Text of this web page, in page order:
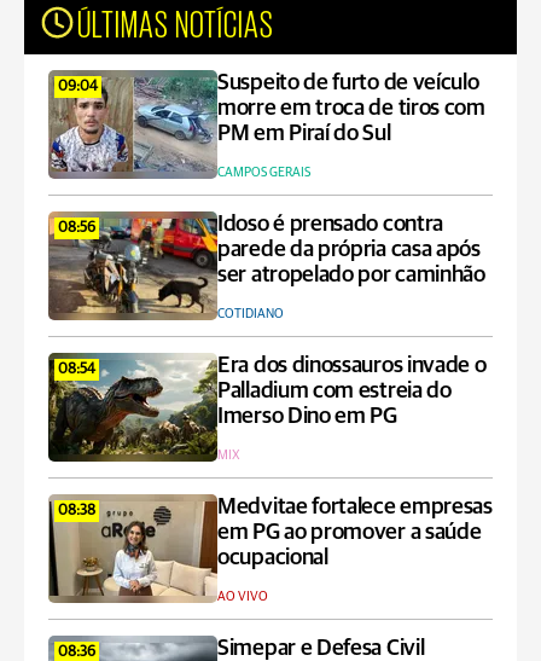
ÚLTIMAS NOTÍCIAS
09:04
Suspeito de furto de veículo
morre em troca de tiros com
PM em Piraí do Sul
CAMPOS GERAIS
08:56
Idoso é prensado contra
parede da própria casa após
ser atropelado por caminhão
COTIDIANO
08:54
Era dos dinossauros invade o
Palladium com estreia do
Imerso Dino em PG
MIX
08:38
Medvitae fortalece empresas
em PG ao promover a saúde
ocupacional
AO VIVO
08:36
Simepar e Defesa Civil